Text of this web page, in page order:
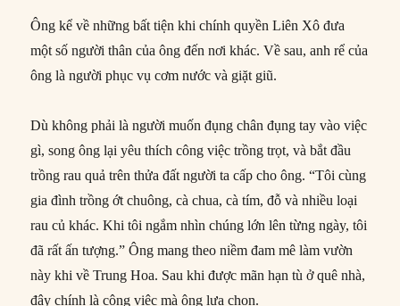
Ông kể về những bất tiện khi chính quyền Liên Xô đưa
một số người thân của ông đến nơi khác. Về sau, anh rể của
ông là người phục vụ cơm nước và giặt giũ.
Dù không phải là người muốn đụng chân đụng tay vào việc
gì, song ông lại yêu thích công việc trồng trọt, và bắt đầu
trồng rau quả trên thửa đất người ta cấp cho ông. “Tôi cùng
gia đình trồng ớt chuông, cà chua, cà tím, đỗ và nhiều loại
rau củ khác. Khi tôi ngắm nhìn chúng lớn lên từng ngày, tôi
đã rất ấn tượng.” Ông mang theo niềm đam mê làm vườn
này khi về Trung Hoa. Sau khi được mãn hạn tù ở quê nhà,
đây chính là công việc mà ông lựa chọn.